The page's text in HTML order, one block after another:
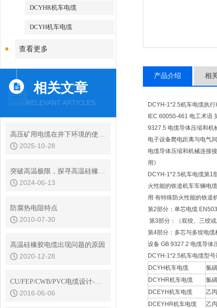
DCYHR机车电缆
DCYH机车电缆
查看更多
相关文章
RELEVANT ARTICLES
高压矿用电缆在井下环境的使用注意事项
2025-10-28
突破高温极限，探寻高温硅橡胶电缆的奥秘
2024-06-13
防腐热电阻特点
2010-07-30
高温硅橡胶电缆出现问题的原因
2020-12-28
CU/FEP/CWB/PVC电缆设计-康泰品牌电缆
2016-06-06
产品介绍 相
DCYH-1*2.5机车电缆执行
IEC 60050-461 电工术语
9327.5 电缆导体压缩和机
电子设备爬电距离与电气
电缆导体压缩和机械连接
用》
DCYH-1*2.5机车电缆第1
火性能的铁道机车车辆电
用 有特殊防火性能的铁道
第2部分：单芯电缆
第3部分：（双绞、三绞
第4部分：多芯与多绞电
设备 GB 9327.2 电缆导体
DCYH-1*2.5机车电缆型号
DCYH机车电缆
氯
DCYHR机车电缆
氯
DCEYH机车电缆
乙
DCEYHR机车电缆
乙